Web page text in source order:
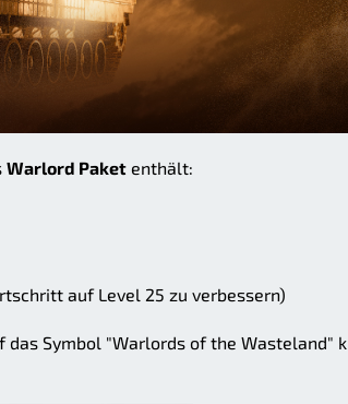
Warlord Paket enthält:
auf Level 25 zu verbessern)
das Symbol "Warlords of the Wasteland"